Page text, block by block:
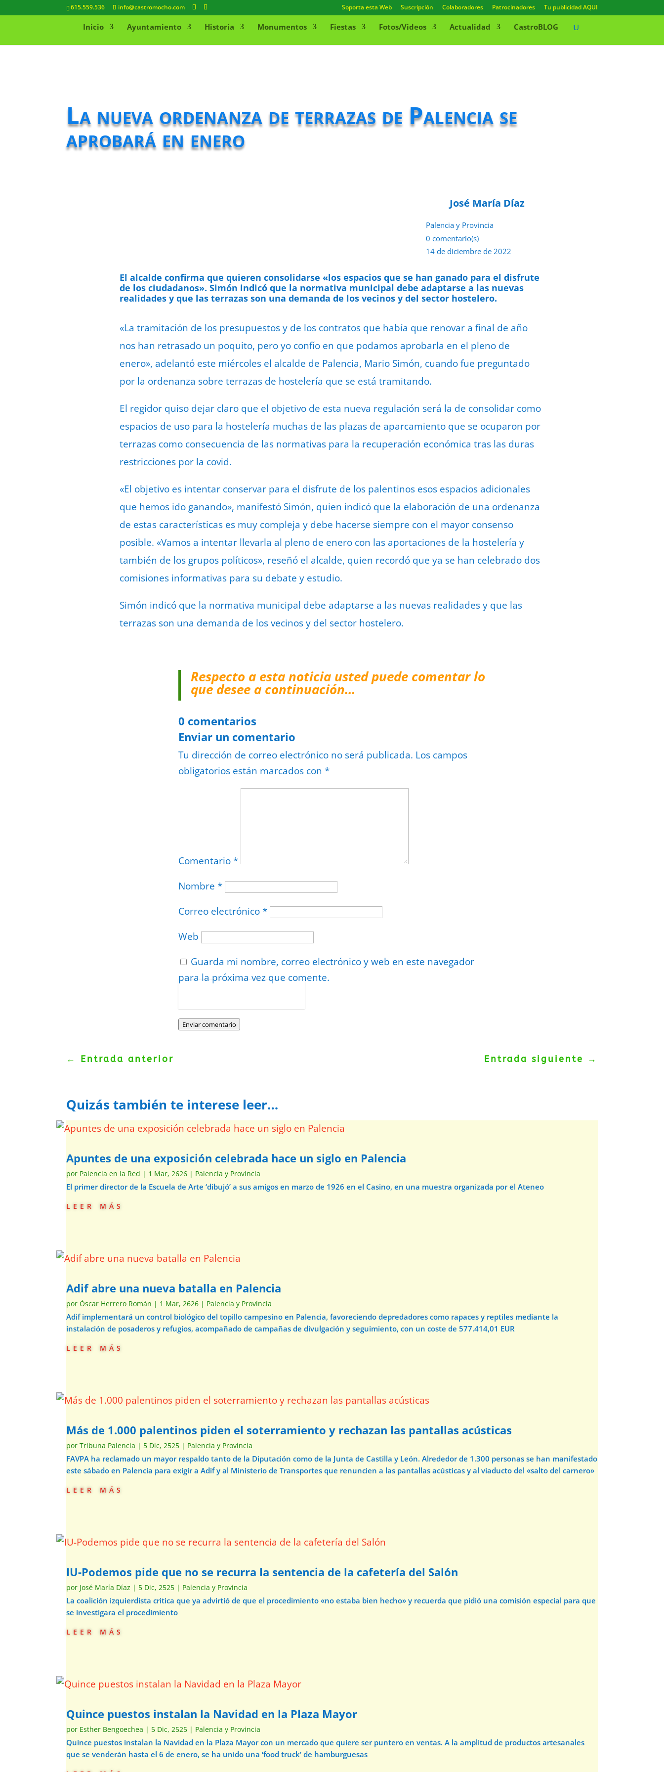
615.559.536 info@castromocho.com Soporta esta Web Suscripción Colaboradores Patrocinadores Tu publicidad AQUI
Inicio Ayuntamiento Historia Monumentos Fiestas Fotos/Videos Actualidad CastroBLOG
La nueva ordenanza de terrazas de Palencia se
aprobará en enero
José María Díaz
Palencia y Provincia
0 comentario(s)
14 de diciembre de 2022
El alcalde confirma que quieren consolidarse «los espacios que se han ganado para el disfrute
de los ciudadanos». Simón indicó que la normativa municipal debe adaptarse a las nuevas
realidades y que las terrazas son una demanda de los vecinos y del sector hostelero.
«La tramitación de los presupuestos y de los contratos que había que renovar a final de año
nos han retrasado un poquito, pero yo confío en que podamos aprobarla en el pleno de
enero», adelantó este miércoles el alcalde de Palencia, Mario Simón, cuando fue preguntado
por la ordenanza sobre terrazas de hostelería que se está tramitando.
El regidor quiso dejar claro que el objetivo de esta nueva regulación será la de consolidar como
espacios de uso para la hostelería muchas de las plazas de aparcamiento que se ocuparon por
terrazas como consecuencia de las normativas para la recuperación económica tras las duras
restricciones por la covid.
«El objetivo es intentar conservar para el disfrute de los palentinos esos espacios adicionales
que hemos ido ganando», manifestó Simón, quien indicó que la elaboración de una ordenanza
de estas características es muy compleja y debe hacerse siempre con el mayor consenso
posible. «Vamos a intentar llevarla al pleno de enero con las aportaciones de la hostelería y
también de los grupos políticos», reseñó el alcalde, quien recordó que ya se han celebrado dos
comisiones informativas para su debate y estudio.
Simón indicó que la normativa municipal debe adaptarse a las nuevas realidades y que las
terrazas son una demanda de los vecinos y del sector hostelero.
Respecto a esta noticia usted puede comentar lo
que desee a continuación…
0 comentarios
Enviar un comentario
Tu dirección de correo electrónico no será publicada. Los campos
obligatorios están marcados con *
Comentario *
Nombre *
Correo electrónico *
Web
Guarda mi nombre, correo electrónico y web en este navegador
para la próxima vez que comente.
Enviar comentario
← Entrada anterior Entrada siguiente →
Quizás también te interese leer…
Apuntes de una exposición celebrada hace un siglo en Palencia
por Palencia en la Red | 1 Mar, 2626 | Palencia y Provincia
El primer director de la Escuela de Arte ‘dibujó’ a sus amigos en marzo de 1926 en el Casino, en una muestra organizada por el Ateneo
leer más
Adif abre una nueva batalla en Palencia
porÓscar Herrero Román | 1 Mar, 2626 | Palencia y Provincia
Adif implementará un control biológico del topillo campesino en Palencia, favoreciendo depredadores como rapaces y reptiles mediante la
instalación de posaderos y refugios, acompañado de campañas de divulgación y seguimiento, con un coste de 577.414,01 EUR
leer más
Más de 1.000 palentinos piden el soterramiento y rechazan las pantallas acústicas
porTribuna Palencia | 5 Dic, 2525 | Palencia y Provincia
FAVPA ha reclamado un mayor respaldo tanto de la Diputación como de la Junta de Castilla y León. Alrededor de 1.300 personas se han manifestado
este sábado en Palencia para exigir a Adif y al Ministerio de Transportes que renuncien a las pantallas acústicas y al viaducto del «salto del carnero»
leer más
IU-Podemos pide que no se recurra la sentencia de la cafetería del Salón
por José María Díaz | 5 Dic, 2525 | Palencia y Provincia
La coalición izquierdista critica que ya advirtió de que el procedimiento «no estaba bien hecho» y recuerda que pidió una comisión especial para que
se investigara el procedimiento
leer más
Quince puestos instalan la Navidad en la Plaza Mayor
por Esther Bengoechea | 5 Dic, 2525 | Palencia y Provincia
Quince puestos instalan la Navidad en la Plaza Mayor con un mercado que quiere ser puntero en ventas. A la amplitud de productos artesanales
que se venderán hasta el 6 de enero, se ha unido una ‘food truck’ de hamburguesas